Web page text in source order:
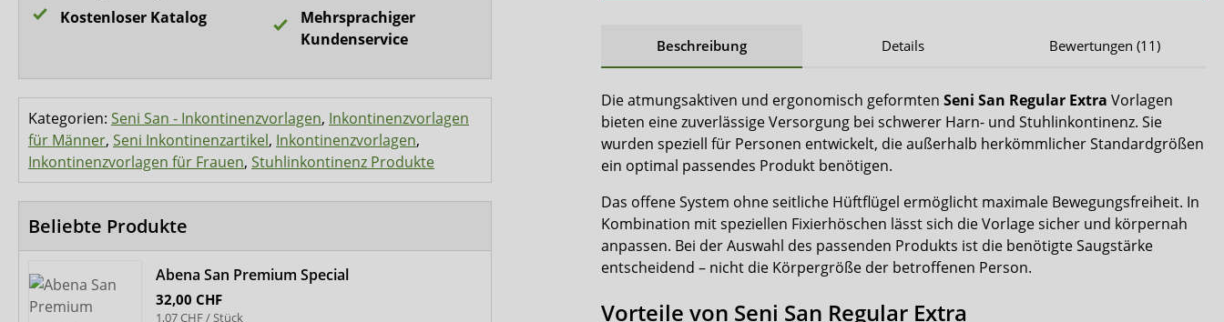
Kostenloser Katalog
Mehrsprachiger
Kundenservice
Kategorien: Seni San - Inkontinenzvorlagen, Inkontinenzvorlagen
für Männer, Seni Inkontinenzartikel, Inkontinenzvorlagen,
Inkontinenzvorlagen für Frauen, Stuhlinkontinenz Produkte
Beliebte Produkte
Abena San Premium Special
32,00 CHF
1,07 CHF / Stück
Beschreibung Details Bewertungen (11)
Die atmungsaktiven und ergonomisch geformten Seni San Regular Extra Vorlagen
bieten eine zuverlässige Versorgung bei schwerer Harn- und Stuhlinkontinenz. Sie
wurden speziell für Personen entwickelt, die außerhalb herkömmlicher Standardgrößen
ein optimal passendes Produkt benötigen.
Das offene System ohne seitliche Hüftflügel ermöglicht maximale Bewegungsfreiheit. In
Kombination mit speziellen Fixierhöschen lässt sich die Vorlage sicher und körpernah
anpassen. Bei der Auswahl des passenden Produkts ist die benötigte Saugstärke
entscheidend – nicht die Körpergröße der betroffenen Person.
Vorteile von Seni San Regular Extra